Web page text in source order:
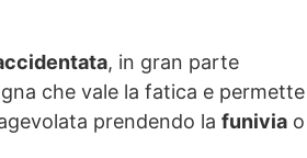
, in gran parte
che vale la fatica e permette
prendendo la funivia o